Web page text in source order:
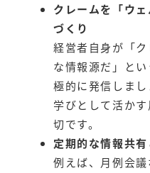
クレームを「ウ
づくり
経営者自身が「
な情報源だ」と
極的に発信しまし
学びとして活か
切です。
定期的な情報共
例えば、月例会